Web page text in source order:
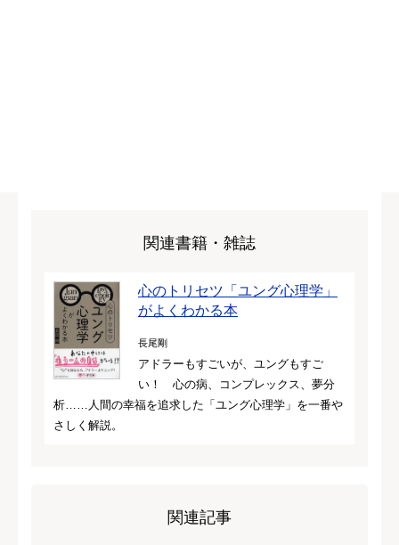
関連書籍・雑誌
心のトリセツ「ユング心理学」
がよくわかる本
長尾剛
アドラーもすごいが、ユングもすご
い！ 心の病、コンプレックス、夢分
析……人間の幸福を追求した「ユング心理学」を一番や
さしく解説。
関連記事